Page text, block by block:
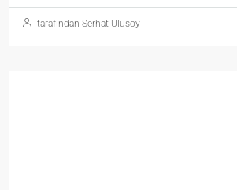
tarafından Serhat Ulusoy